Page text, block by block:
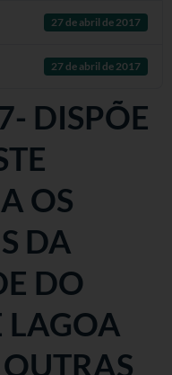
27 de abril de 2017
27 de abril de 2017
DISPÕE
OS
DA
DO
LAGOA